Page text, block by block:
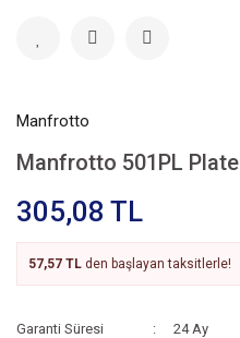
Manfrotto
Manfrotto 501PL Plate
305,08 TL
57,57 TL den başlayan taksitlerle!
Garanti Süresi 24 Ay